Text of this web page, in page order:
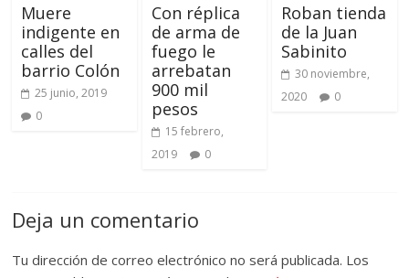
Muere
indigente en
calles del
barrio Colón
25 junio, 2019
0
Con réplica
de arma de
fuego le
arrebatan
900 mil
pesos
15 febrero,
2019
0
Roban tienda
de la Juan
Sabinito
30 noviembre,
2020
0
Deja un comentario
Tu dirección de correo electrónico no será publicada. Los